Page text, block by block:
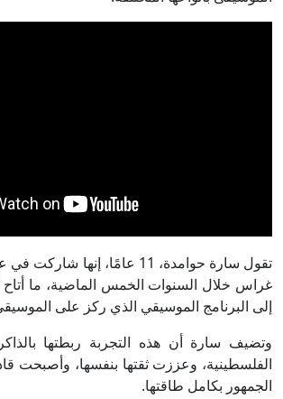
تقول سارة حوامدة، 11 عامًا،
غراس خلال السنوات الخمس الماضية، ما أتاح
إلى البرنامج الموسيقي الذي ركز على الموسيقى
وتضيف سارة أن هذه التجربة ربطتها
الفلسطينية، وعززت ثقتها بنفسها، وأصبحت
الجمهور بكامل طاقتها.